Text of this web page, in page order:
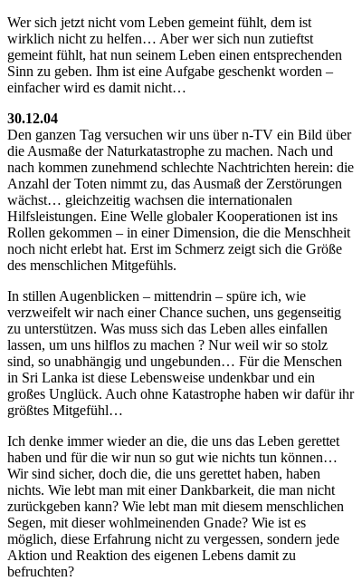
Wer sich jetzt nicht vom Leben gemeint fühlt, dem ist
wirklich nicht zu helfen… Aber wer sich nun zutieftst
gemeint fühlt, hat nun seinem Leben einen entsprechenden
Sinn zu geben. Ihm ist eine Aufgabe geschenkt worden –
einfacher wird es damit nicht…
30.12.04
Den ganzen Tag versuchen wir uns über n-TV ein Bild über
die Ausmaße der Naturkatastrophe zu machen. Nach und
nach kommen zunehmend schlechte Nachtrichten herein: die
Anzahl der Toten nimmt zu, das Ausmaß der Zerstörungen
wächst… gleichzeitig wachsen die internationalen
Hilfsleistungen. Eine Welle globaler Kooperationen ist ins
Rollen gekommen – in einer Dimension, die die Menschheit
noch nicht erlebt hat. Erst im Schmerz zeigt sich die Größe
des menschlichen Mitgefühls.
In stillen Augenblicken – mittendrin – spüre ich, wie
verzweifelt wir nach einer Chance suchen, uns gegenseitig
zu unterstützen. Was muss sich das Leben alles einfallen
lassen, um uns hilflos zu machen ? Nur weil wir so stolz
sind, so unabhängig und ungebunden… Für die Menschen
in Sri Lanka ist diese Lebensweise undenkbar und ein
großes Unglück. Auch ohne Katastrophe haben wir dafür ihr
größtes Mitgefühl…
Ich denke immer wieder an die, die uns das Leben gerettet
haben und für die wir nun so gut wie nichts tun können…
Wir sind sicher, doch die, die uns gerettet haben, haben
nichts. Wie lebt man mit einer Dankbarkeit, die man nicht
zurückgeben kann? Wie lebt man mit diesem menschlichen
Segen, mit dieser wohlmeinenden Gnade? Wie ist es
möglich, diese Erfahrung nicht zu vergessen, sondern jede
Aktion und Reaktion des eigenen Lebens damit zu
befruchten?